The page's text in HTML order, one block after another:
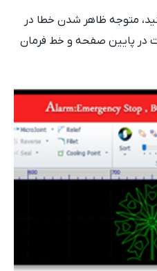
متوجه ظاهر شدن خطا در
در پایین صفحه و خط فرمان